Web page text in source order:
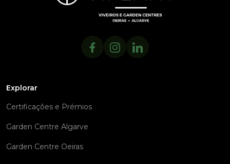
Explorar
Certificações e Prémios
Garden Centre Algarve
Garden Centre Oeiras